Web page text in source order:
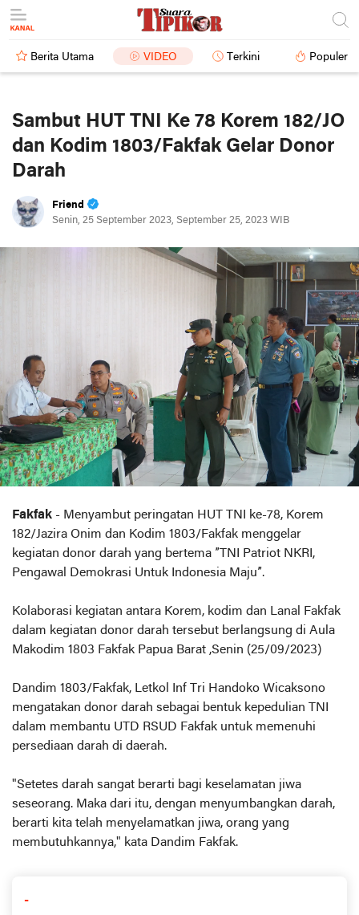
Berita Utama VIDEO Terkini Populer
Sambut HUT TNI Ke 78 Korem 182/JO
dan Kodim 1803/Fakfak Gelar Donor
Darah
Friend
Senin, 25 September 2023, September 25, 2023 WIB
Fakfak - Menyambut peringatan HUT TNI ke-78, Korem
182/Jazira Onim dan Kodim 1803/Fakfak menggelar
kegiatan donor darah yang bertema ”TNI Patriot NKRI,
Pengawal Demokrasi Untuk Indonesia Maju”.
Kolaborasi kegiatan antara Korem, kodim dan Lanal Fakfak
dalam kegiatan donor darah tersebut berlangsung di Aula
Makodim 1803 Fakfak Papua Barat ,Senin (25/09/2023)
Dandim 1803/Fakfak, Letkol Inf Tri Handoko Wicaksono
mengatakan donor darah sebagai bentuk kepedulian TNI
dalam membantu UTD RSUD Fakfak untuk memenuhi
persediaan darah di daerah.
"Setetes darah sangat berarti bagi keselamatan jiwa
seseorang. Maka dari itu, dengan menyumbangkan darah,
berarti kita telah menyelamatkan jiwa, orang yang
membutuhkannya," kata Dandim Fakfak.
-